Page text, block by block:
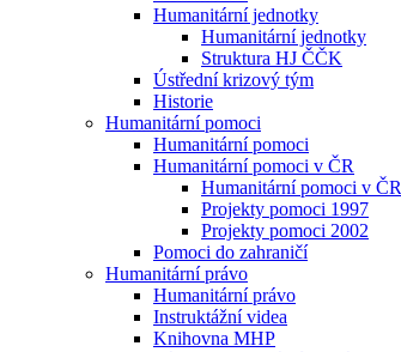
Humanitární jednotky
Humanitární jednotky
Struktura HJ ČČK
Ústřední krizový tým
Historie
Humanitární pomoci
Humanitární pomoci
Humanitární pomoci v ČR
Humanitární pomoci v ČR
Projekty pomoci 1997
Projekty pomoci 2002
Pomoci do zahraničí
Humanitární právo
Humanitární právo
Instruktážní videa
Knihovna MHP